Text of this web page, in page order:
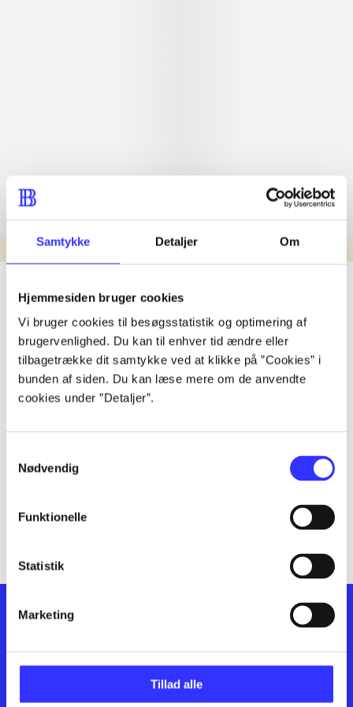
Samtykke Detaljer Om
Hjemmesiden bruger cookies
Vi bruger cookies til besøgsstatistik og optimering af
brugervenlighed. Du kan til enhver tid ændre eller
tilbagetrække dit samtykke ved at klikke på ”Cookies” i
bunden af siden. Du kan læse mere om de anvendte
cookies under ”Detaljer”.
Nødvendig
Funktionelle
Statistik
Marketing
Tillad alle
Nyhed
lorem ipsum dolor sit amet ...
lorem ipsum dolor sit amet ...
lorem ipsum dolor sit amet ...
lorem ipsum dolor sit amet ...
lorem ipsum dolor sit amet ...
lorem ipsum dolor sit amet ...